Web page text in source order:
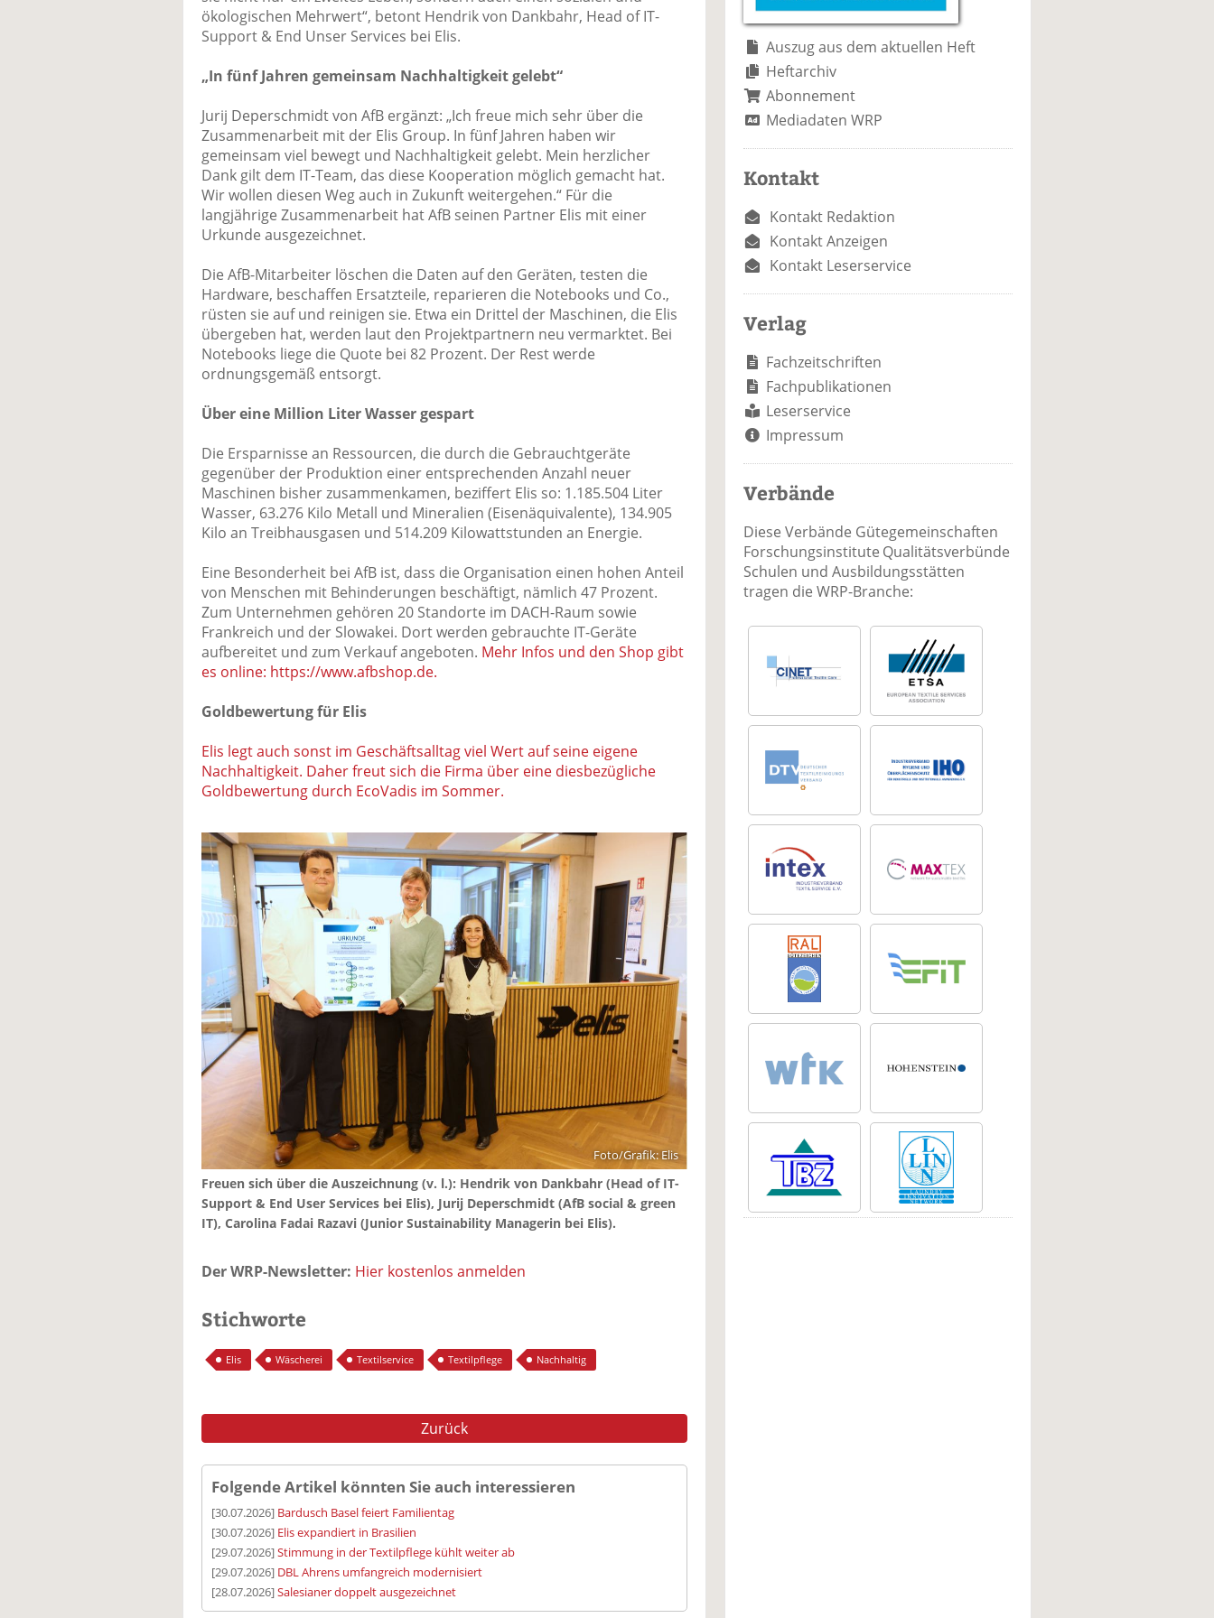
n
n
ökologischen Mehrwert“, betont Hendrik von Dankbahr, Head of IT-
Support & End Unser Services bei Elis.
„In fünf Jahren gemeinsam Nachhaltigkeit gelebt“
Jurij Deperschmidt von AfB ergänzt: „Ich freue mich sehr über die
Zusammenarbeit mit der Elis Group. In fünf Jahren haben wir
gemeinsam viel bewegt und Nachhaltigkeit gelebt. Mein herzlicher
Dank gilt dem IT-Team, das diese Kooperation möglich gemacht hat.
Wir wollen diesen Weg auch in Zukunft weitergehen.“ Für die
langjährige Zusammenarbeit hat AfB seinen Partner Elis mit einer
Urkunde ausgezeichnet.
Die AfB-Mitarbeiter löschen die Daten auf den Geräten, testen die
Hardware, beschaffen Ersatzteile, reparieren die Notebooks und Co.,
rüsten sie auf und reinigen sie. Etwa ein Drittel der Maschinen, die Elis
übergeben hat, werden laut den Projektpartnern neu vermarktet. Bei
Notebooks liege die Quote bei 82 Prozent. Der Rest werde
ordnungsgemäß entsorgt.
Über eine Million Liter Wasser gespart
Die Ersparnisse an Ressourcen, die durch die Gebrauchtgeräte
gegenüber der Produktion einer entsprechenden Anzahl neuer
Maschinen bisher zusammenkamen, beziffert Elis so: 1.185.504 Liter
Wasser, 63.276 Kilo Metall und Mineralien (Eisenäquivalente), 134.905
Kilo an Treibhausgasen und 514.209 Kilowattstunden an Energie.
Eine Besonderheit bei AfB ist, dass die Organisation einen hohen Anteil
von Menschen mit Behinderungen beschäftigt, nämlich 47 Prozent.
Zum Unternehmen gehören 20 Standorte im DACH-Raum sowie
Frankreich und der Slowakei. Dort werden gebrauchte IT-Geräte
aufbereitet und zum Verkauf angeboten. Mehr Infos und den Shop gibt
es online: https://www.afbshop.de.
Goldbewertung für Elis
Elis legt auch sonst im Geschäftsalltag viel Wert auf seine eigene
Nachhaltigkeit. Daher freut sich die Firma über eine diesbezügliche
Goldbewertung durch EcoVadis im Sommer.
Foto/Grafik: Elis
Freuen sich über die Auszeichnung (v. l.): Hendrik von Dankbahr (Head of IT-
Support & End User Services bei Elis), Jurij Deperschmidt (AfB social & green
IT), Carolina Fadai Razavi (Junior Sustainability Managerin bei Elis).
Der WRP-Newsletter: Hier kostenlos anmelden
Stichworte
Elis Wäscherei Textilservice Textilpflege Nachhaltig
Zurück
Folgende Artikel könnten Sie auch interessieren
[30.07.2026] Bardusch Basel feiert Familientag
[30.07.2026] Elis expandiert in Brasilien
[29.07.2026]Stimmung in der Textilpflege kühlt weiter ab
[29.07.2026] DBL Ahrens umfangreich modernisiert
[28.07.2026]Salesianer doppelt ausgezeichnet
Auszug aus dem aktuellen Heft
Heftarchiv
Abonnement
Mediadaten WRP
Kontakt
Kontakt Redaktion
Kontakt Anzeigen
Kontakt Leserservice
Verlag
Fachzeitschriften
Fachpublikationen
Leserservice
Impressum
Verbände
Diese Verbände Gütegemeinschaften
Forschungsinstitute Qualitätsverbünde
Schulen und Ausbildungsstätten
tragen die WRP-Branche: